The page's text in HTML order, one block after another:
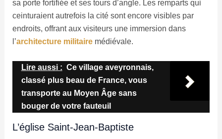
sa porte fortifiée et ses tours d’angle. Les remparts qui
ceinturaient autrefois la cité sont encore visibles par
endroits, offrant aux visiteurs une immersion dans
l’architecture militairemédiévale.
Lire aussi : Ce village aveyronnais,
classé plus beau de France, vous
transporte au Moyen Âge sans
bouger de votre fauteuil
L’église Saint-Jean-Baptiste